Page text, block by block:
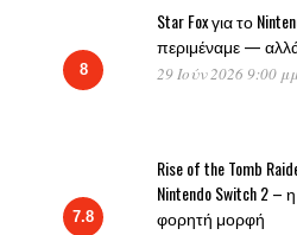
8
Star Fox για το
περιμέναμε —
29 Ιούν 2026 9:00 μμ
7.8
Rise of the Tomb
Nintendo Switch 2 –
φορητή μορφή